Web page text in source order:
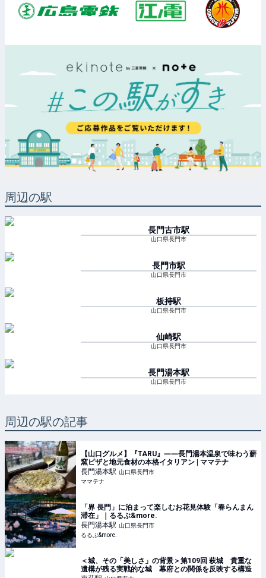
周辺の駅
長門古市駅
山口県長門市
長門市駅
山口県長門市
板持駅
山口県長門市
仙崎駅
山口県長門市
長門湯本駅
山口県長門市
周辺の駅の記事
【山口グルメ】『TARU』――長門湯本温泉で味わう薪
窯ピザと地元食材の本格イタリアン | ママテナ
長門湯本駅 山口県長門市
ママテナ
「界 長門」に泊まって楽しむお花見体験「春らんまん
滞在」｜るるぶ&more.
長門湯本駅 山口県長門市
るるぶ&more.
＜城、その「美しさ」の背景＞第109回 萩城 貴重な
遺構が残る実戦的な城 幕府との関係を反映する構造